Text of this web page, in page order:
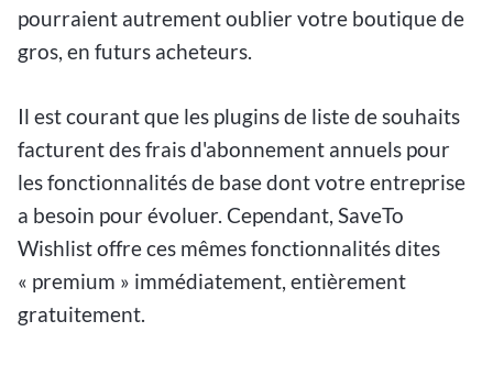
pourraient autrement oublier votre boutique de
gros, en futurs acheteurs.
Il est courant que les plugins de liste de souhaits
facturent des frais d'abonnement annuels pour
les fonctionnalités de base dont votre entreprise
a besoin pour évoluer. Cependant, SaveTo
Wishlist offre ces mêmes fonctionnalités dites
« premium » immédiatement, entièrement
gratuitement.